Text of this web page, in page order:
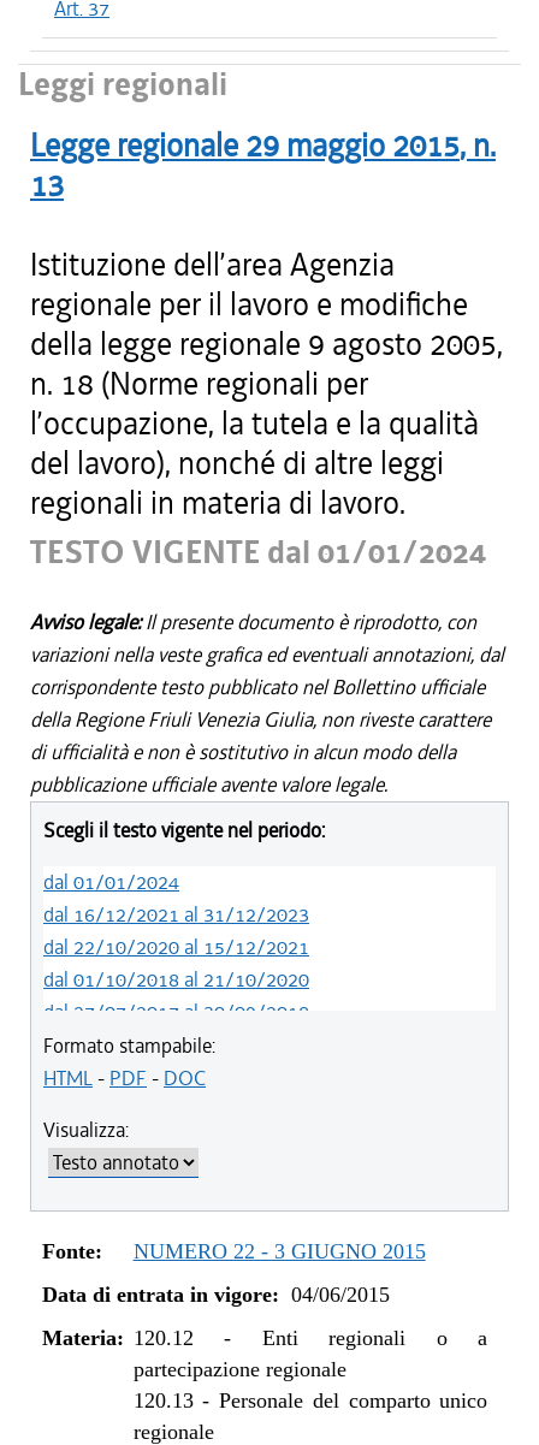
Art. 37
Leggi regionali
Legge regionale 29 maggio 2015, n.
13
Istituzione dell’area Agenzia
regionale per il lavoro e modifiche
della legge regionale 9 agosto 2005,
n. 18 (Norme regionali per
l’occupazione, la tutela e la qualità
del lavoro), nonché di altre leggi
regionali in materia di lavoro.
TESTO VIGENTE dal 01/01/2024
Avviso legale:Il presente documento è riprodotto, con
variazioni nella veste grafica ed eventuali annotazioni, dal
corrispondente testo pubblicato nel Bollettino ufficiale
della Regione Friuli Venezia Giulia, non riveste carattere
di ufficialità e non è sostitutivo in alcun modo della
pubblicazione ufficiale avente valore legale.
Scegli il testo vigente nel periodo:
dal 01/01/2024
dal 16/12/2021 al 31/12/2023
dal 22/10/2020 al 15/12/2021
dal 01/10/2018 al 21/10/2020
dal 27/07/2017 al 30/09/2018
dal 15/12/2016 al 26/07/2017
dal 30/06/2016 al 14/12/2016
dal 04/06/2015 al 12/11/2015
Formato stampabile:
HTML- PDF - DOC
Visualizza:
Fonte:
NUMERO 22 - 3 GIUGNO 2015
Data di entrata in vigore: 04/06/2015
Materia: 120.12 - Enti regionali o a
partecipazione regionale
120.13-Personale del comparto unico
regionale